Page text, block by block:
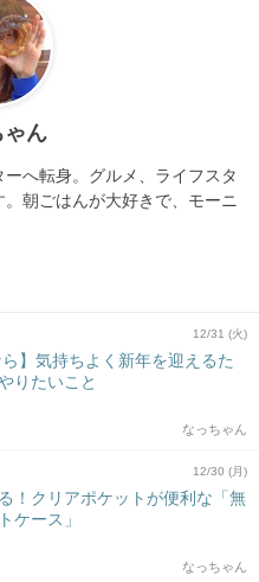
ゃん
へ転身。グルメ、ライフスタ
朝ごはんが大好きで、モーニ
12/31 (火)
ら】気持ちよく新年を迎えるた
りたいこと
なっちゃん
12/30 (月)
！クリアポケットが便利な「無
ケース」
なっちゃん